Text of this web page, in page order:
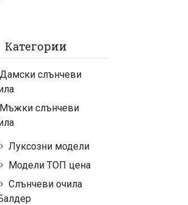
Категории
Дамски слънчеви
Мъжки слънчеви
Луксозни модели
Модели ТОП цена
Слънчеви очила